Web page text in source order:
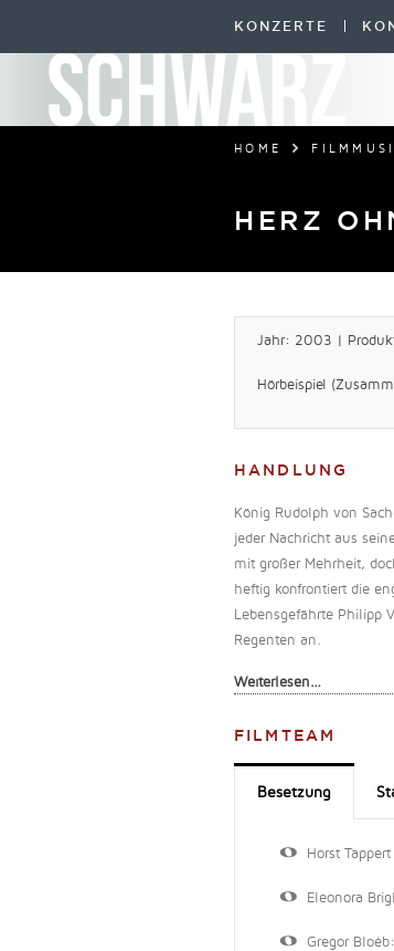
KONZERTE
HOME
HERZ
Jahr: 2003 |
Hörbeispiel
HANDLUNG
König Rudolph von
jeder Nachricht aus
mit großer Mehrheit,
heftig konfrontiert die
Lebensgefährte Philipp
Regenten an.
Weiterlesen…
FILMTEAM
Besetzung
Horst
Eleonora
Gregor